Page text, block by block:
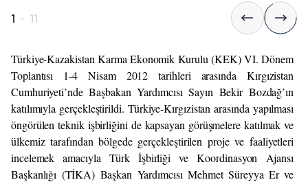
1 - 11
Türkiye-Kazakistan Karma Ekonomik Kurulu (KEK) VI. Dönem
Toplantısı 1-4 Nisam 2012 tarihleri arasında Kırgızistan
Cumhuriyeti’nde Başbakan Yardımcısı Sayın Bekir Bozdağ’ın
katılımıyla gerçekleştirildi. Türkiye-Kırgızistan arasında yapılması
öngörülen teknik işbirliğini de kapsayan görüşmelere katılmak ve
ülkemiz tarafından bölgede gerçekleştirilen proje ve faaliyetleri
incelemek amacıyla Türk İşbirliği ve Koordinasyon Ajansı
Başkanlığı (TİKA) Başkan Yardımcısı Mehmet Süreyya Er ve